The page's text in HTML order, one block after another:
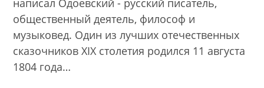
написал Одоевский - русский писатель,
общественный деятель, философ и
музыковед. Один из лучших отечественных
сказочников XIX столетия родился 11 августа
1804 года…